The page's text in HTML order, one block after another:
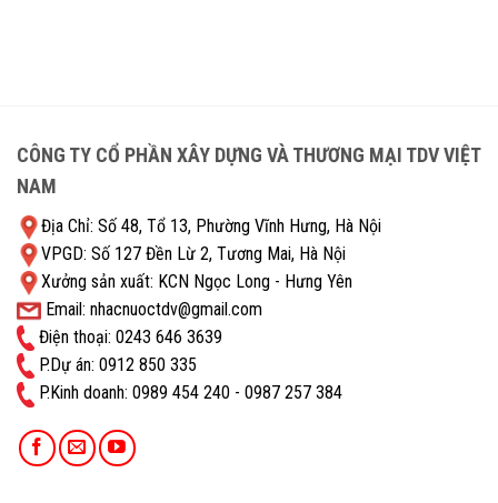
CÔNG TY CỔ PHẦN XÂY DỰNG VÀ THƯƠNG MẠI TDV VIỆT
NAM
Địa Chỉ: Số 48, Tổ 13, Phường Vĩnh Hưng, Hà Nội
VPGD: Số 127 Đền Lừ 2, Tương Mai, Hà Nội
Xưởng sản xuất: KCN Ngọc Long - Hưng Yên
Email: nhacnuoctdv@gmail.com
Điện thoại: 0243 646 3639
P.Dự án: 0912 850 335
P.Kinh doanh: ‭0989 454 240 - 0987 257 384